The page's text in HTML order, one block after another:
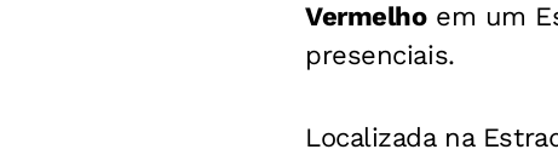
Vermelhoem um
presenciais.
Localizada na